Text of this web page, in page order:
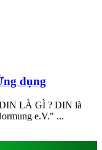
dụng
LÀ GÌ ? DIN là
e.V." ...